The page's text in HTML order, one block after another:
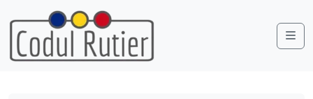
Skip to content
Skip to footer